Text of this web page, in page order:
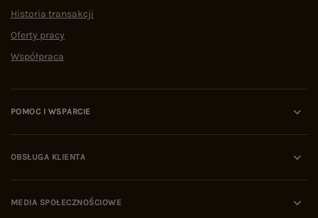
Historia transakcji
Oferty pracy
Współpraca
POMOC I WSPARCIE
OBSŁUGA KLIENTA
MEDIA SPOŁECZNOŚCIOWE